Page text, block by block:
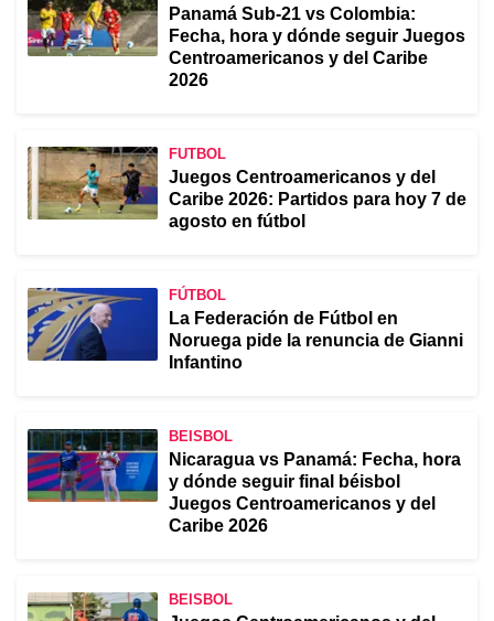
Panamá Sub-21 vs Colombia:
Fecha, hora y dónde seguir Juegos
Centroamericanos y del Caribe
2026
FUTBOL
Juegos Centroamericanos y del
Caribe 2026: Partidos para hoy 7 de
agosto en fútbol
FÚTBOL
La Federación de Fútbol en
Noruega pide la renuncia de Gianni
Infantino
BEISBOL
Nicaragua vs Panamá: Fecha, hora
y dónde seguir final béisbol
Juegos Centroamericanos y del
Caribe 2026
BEISBOL